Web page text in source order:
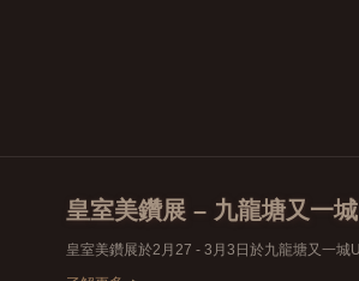
皇室美鑽展 – 九龍塘又一城